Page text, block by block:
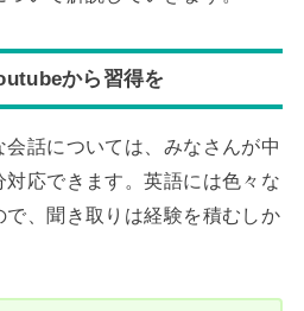
から習得を
話については、みなさんが中
応できます。英語には色々な
、聞き取りは経験を積むしか